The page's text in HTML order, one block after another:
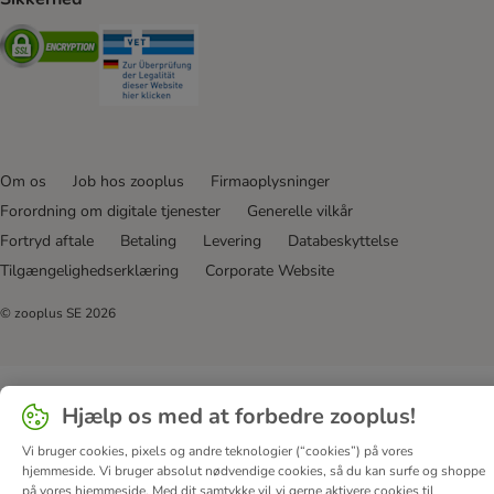
Security
Om os Job hos zooplus
Firmaoplysninger
Forordning om digitale tjenester
Generelle vilkår
Fortryd aftale
Betaling Levering
Databeskyttelse
Tilgængelighedserklæring
Corporate Website
© zooplus SE 2026
Hjælp os med at forbedre zooplus!
Vi bruger cookies, pixels og andre teknologier (“cookies”) på vores
hjemmeside. Vi bruger absolut nødvendige cookies, så du kan surfe og shoppe